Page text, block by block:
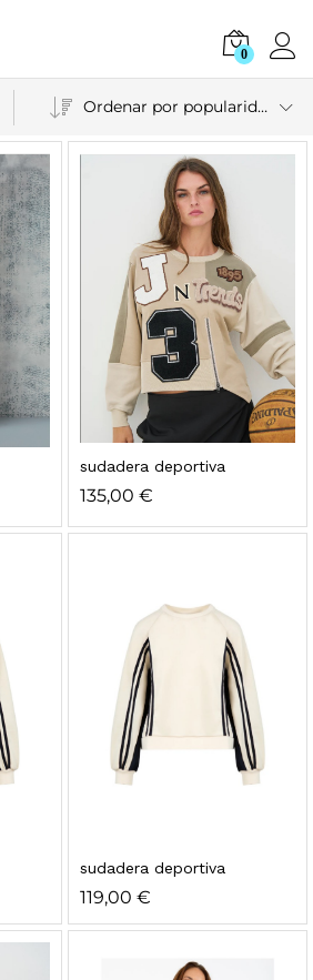
0
Ordenar por popularidad
sudadera deportiva
135,00 €
sudadera deportiva
119,00 €